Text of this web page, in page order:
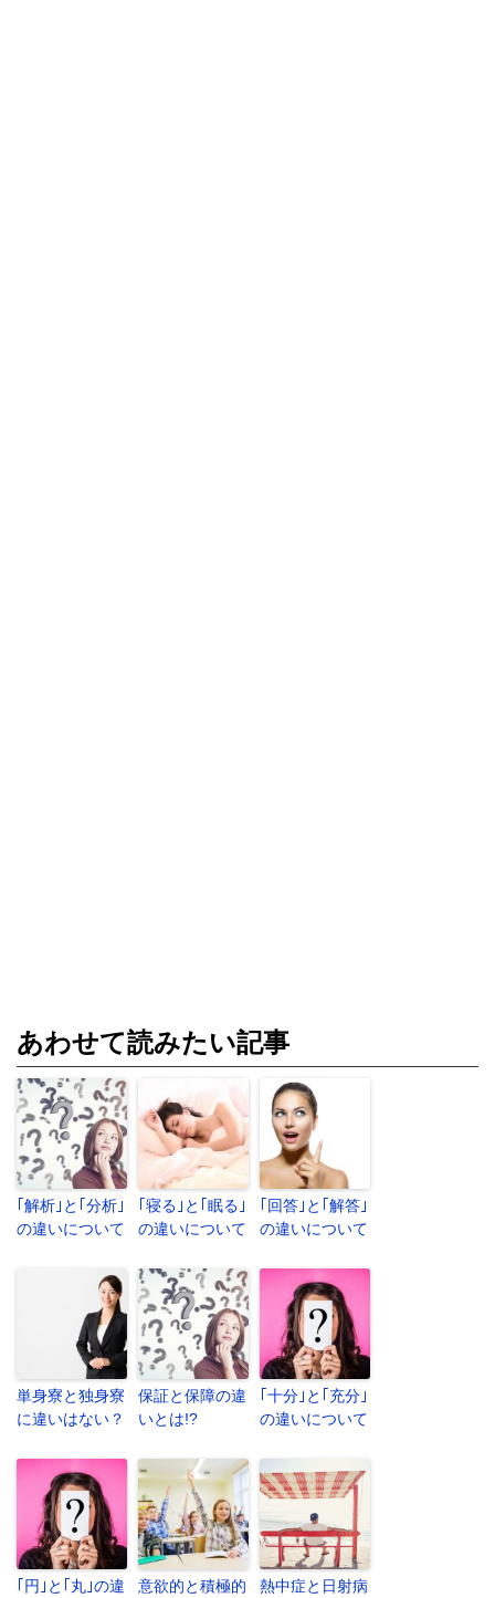
あわせて読みたい記事
｢解析｣と｢分析｣
の違いについて
｢寝る｣と｢眠る｣
の違いについて
｢回答｣と｢解答｣
の違いについて
単身寮と独身寮
に違いはない？
保証と保障の違
いとは!?
｢十分｣と｢充分｣
の違いについて
｢円｣と｢丸｣の違
意欲的と積極的
熱中症と日射病